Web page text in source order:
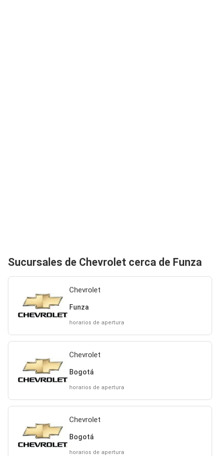
Sucursales de Chevrolet cerca de Funza
Chevrolet
Funza
horarios de apertura
Chevrolet
Bogotá
horarios de apertura
Chevrolet
Bogotá
horarios de apertura